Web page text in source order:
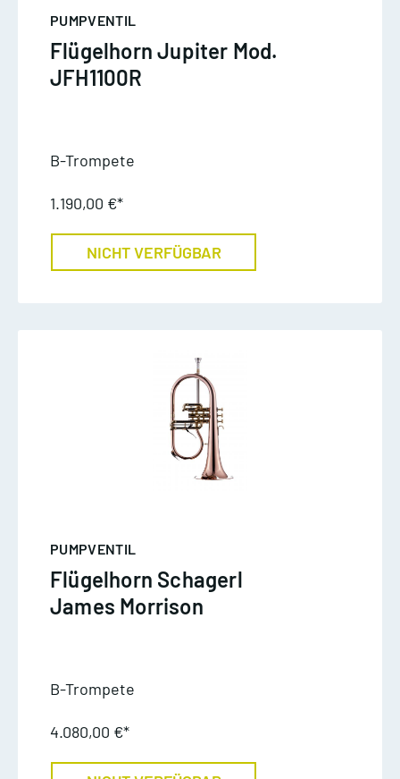
PUMPVENTIL
Flügelhorn Jupiter Mod.
JFH1100R
B-Trompete
1.190,00 €*
NICHT VERFÜGBAR
PUMPVENTIL
Flügelhorn Schagerl
James Morrison
B-Trompete
4.080,00 €*